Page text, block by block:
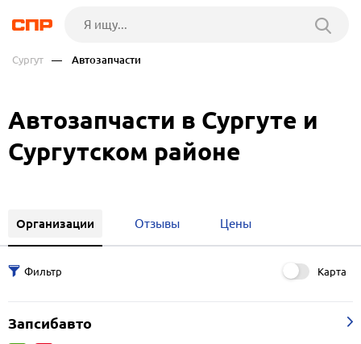
Сургут — Автозапчасти
Автозапчасти в Сургуте и
Сургутском районе
Организации Отзывы Цены
Карта
Запсибавто